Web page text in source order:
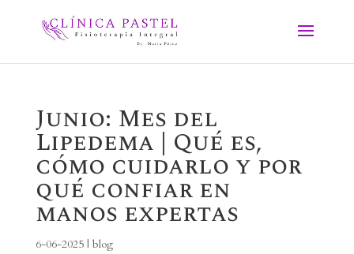
Junio: Mes del
Lipedema | Qué es,
cómo cuidarlo y por
qué confiar en
manos expertas
6-06-2025| blog